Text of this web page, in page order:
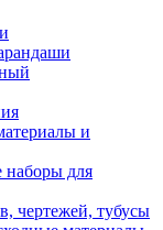
и
наборы для
чертежей, тубусы